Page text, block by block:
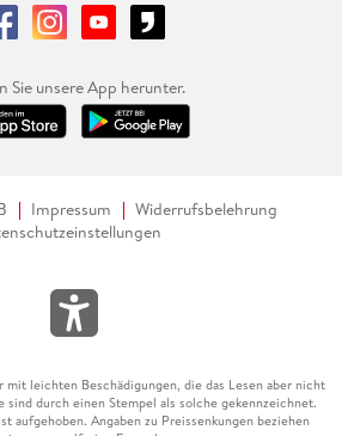
Sie unsere App herunter.
Impressum
Widerrufsbelehrung
mit leichten Beschädigungen, die das Lesen aber nicht
sind durch einen Stempel als solche gekennzeichnet.
aufgehoben. Angaben zu Preissenkungen beziehen